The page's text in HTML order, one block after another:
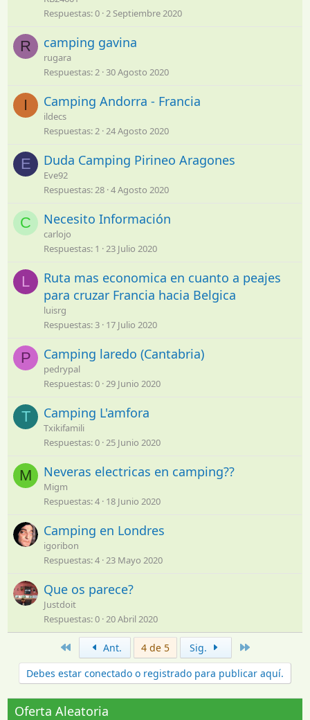
Respuestas 0 2 Septiembre 2020
R camping gavina
rugara
Respuestas 2 30 Agosto 2020
I Camping Andorra - Francia
ildecs
Respuestas 2 24 Agosto 2020
E Duda Camping Pirineo Aragones
Eve92
Respuestas 28 4 Agosto 2020
C Necesito Información
carlojo
Respuestas 1 23 Julio 2020
L
Ruta mas economica en cuanto a peajes
para cruzar Francia hacia Belgica
luisrg
Respuestas 3 17 Julio 2020
P Camping laredo (Cantabria)
pedrypal
Respuestas 0 29 Junio 2020
T Camping L'amfora
Txikifamili
Respuestas 0 25 Junio 2020
M Neveras electricas en camping??
Migm
Respuestas 4 18 Junio 2020
Camping en Londres
igoribon
Respuestas 4 23 Mayo 2020
Que os parece?
Justdoit
Respuestas 0 20 Abril 2020
PrimeroAnt. 4 de 5 Sig.
Debes estar conectado o registrado para publicar aquí.
Oferta Aleatoria